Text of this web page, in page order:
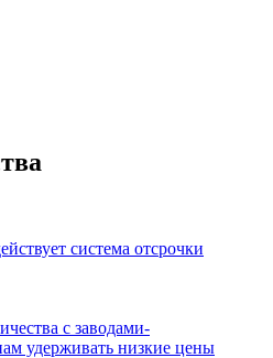
система отсрочки
с заводами-
удерживать низкие цены